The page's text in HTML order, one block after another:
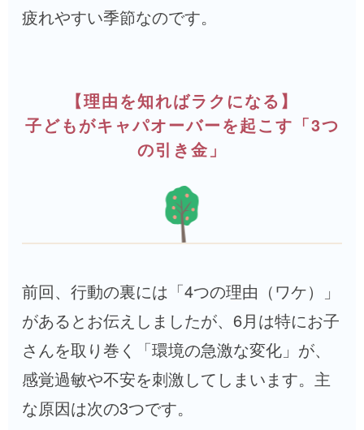
疲れやすい季節なのです。
【理由を知ればラクになる】
子どもがキャパオーバーを起こす「3つ
の引き金」
前回、行動の裏には「4つの理由（ワケ）」
があるとお伝えしましたが、6月は特にお子
さんを取り巻く「環境の急激な変化」が、
感覚過敏や不安を刺激してしまいます。主
な原因は次の3つです。